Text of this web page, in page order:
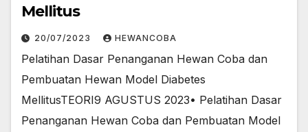
Mellitus
20/07/2023 HEWANCOBA
Pelatihan Dasar Penanganan Hewan Coba dan
Pembuatan Hewan Model Diabetes
MellitusTEORI9 AGUSTUS 2023• Pelatihan Dasar
Penanganan Hewan Coba dan Pembuatan Model